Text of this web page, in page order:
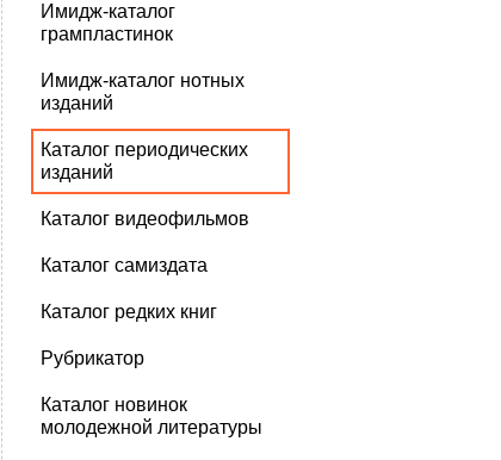
Имидж-каталог
грампластинок
Имидж-каталог нотных
изданий
Каталог периодических
изданий
Каталог видеофильмов
Каталог самиздата
Каталог редких книг
Рубрикатор
Каталог новинок
молодежной литературы